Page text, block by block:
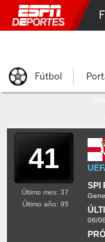
41
SPI
06/
Último mes: 37
Último año: 95
Fútbol